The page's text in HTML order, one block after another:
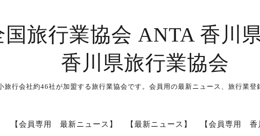
国旅行業協会 ANTA 香川
香川県旅行業協会
旅行会社約46社が加盟する旅行業協会です。会員用の最新ニュース、旅行業登
【会員専用 最新ニュース】 【最新ニュース】
【会員専用 香